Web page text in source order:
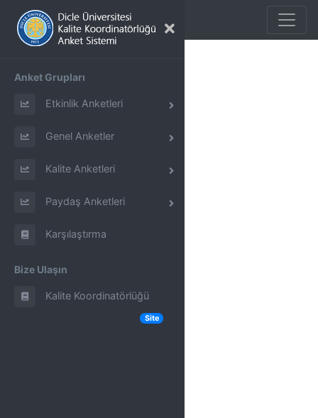
Anket Grupları
Etkinlik Anketleri
Genel Anketler
Kalite Anketleri
Paydaş Anketleri
Karşılaştırma
Bize Ulaşın
Kalite Koordinatörlüğü
Site
Anket Detayları